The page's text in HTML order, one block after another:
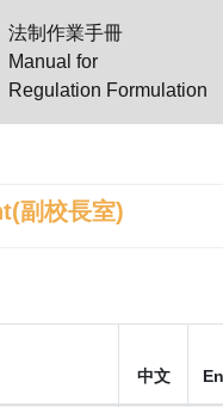
法制作業手冊
Manual for
Regulation Formulation
副校長室)
中文